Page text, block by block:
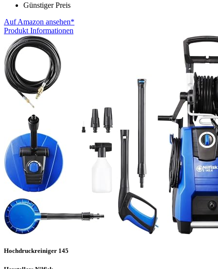
Günstiger Preis
Auf Amazon ansehen*
Produkt Informationen
Hochdruckreiniger 145